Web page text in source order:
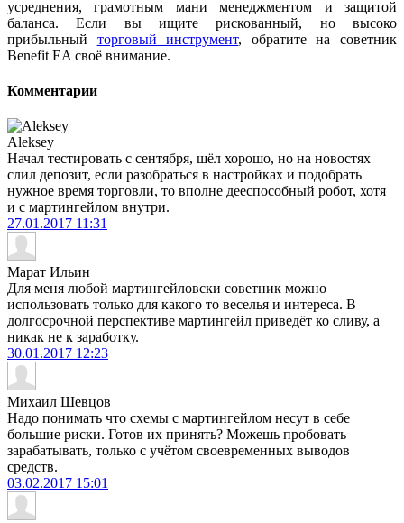
усреднения, грамотным мани менеджментом и защитой
баланса. Если вы ищите рискованный, но высоко
прибыльный торговый инструмент, обратите на советник
Benefit EA своё внимание.
Комментарии
Aleksey
Начал тестировать с сентября, шёл хорошо, но на новостях
слил депозит, если разобраться в настройках и подобрать
нужное время торговли, то вполне дееспособный робот, хотя
и с мартингейлом внутри.
27.01.2017 11:31
Марат Ильин
Для меня любой мартингейловски советник можно
использовать только для какого то веселья и интереса. В
долгосрочной перспективе мартингейл приведёт ко сливу, а
никак не к заработку.
30.01.2017 12:23
Михаил Шевцов
Надо понимать что схемы с мартингейлом несут в себе
большие риски. Готов их принять? Можешь пробовать
зарабатывать, только с учётом своевременных выводов
средств.
03.02.2017 15:01